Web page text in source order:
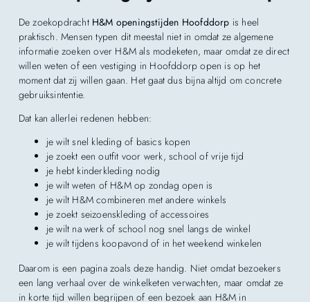
De zoekopdracht H&M openingstijden Hoofddorp is heel
praktisch. Mensen typen dit meestal niet in omdat ze algemene
informatie zoeken over H&M als modeketen, maar omdat ze direct
willen weten of een vestiging in Hoofddorp open is op het
moment dat zij willen gaan. Het gaat dus bijna altijd om concrete
gebruiksintentie.
Dat kan allerlei redenen hebben:
je wilt snel kleding of basics kopen
je zoekt een outfit voor werk, school of vrije tijd
je hebt kinderkleding nodig
je wilt weten of H&M op zondag open is
je wilt H&M combineren met andere winkels
je zoekt seizoenskleding of accessoires
je wilt na werk of school nog snel langs de winkel
je wilt tijdens koopavond of in het weekend winkelen
Daarom is een pagina zoals deze handig. Niet omdat bezoekers
een lang verhaal over de winkelketen verwachten, maar omdat ze
in korte tijd willen begrijpen of een bezoek aan H&M in